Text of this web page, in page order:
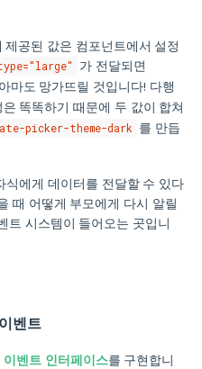
공된 값은 컴포넌트에서 설정
가 전달되면
마도 망가뜨릴 것입니다! 다행
은 똑똑하기 때문에 두 값이 합쳐
picker-theme-dark 를 만듭
에게 데이터를 전달할 수 있다
때 어떻게 부모에게 다시 알릴
트 시스템이 들어오는 곳입니
벤트
이벤트 인터페이스를 구현합니